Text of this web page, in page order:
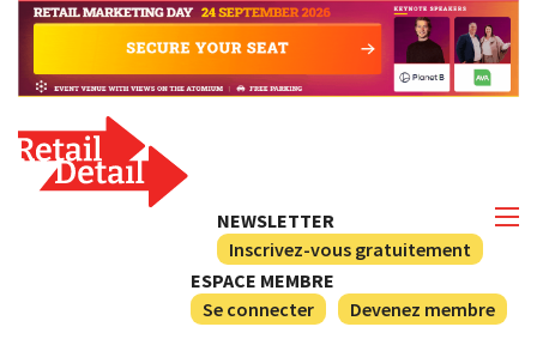
NEWSLETTER
Inscrivez-vous gratuitement
ESPACE MEMBRE
Se connecter
Devenez membre